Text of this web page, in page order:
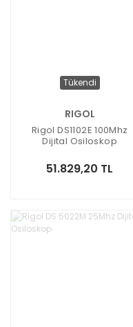
Tükendi
RIGOL
Rigol DS1102E 100Mhz
Dijital Osiloskop
51.829,20 TL